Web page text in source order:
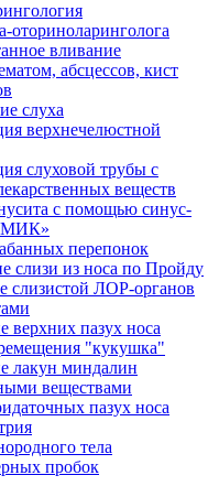
оториноларинголога
вливание
абсцессов, кист
слуха
верхнечелюстной
слуховой трубы с
веществ
с помощью синус-
перепонок
слизи из носа по Пройду
слизистой ЛОР-органов
верхних пазух носа
"кукушка"
лакун миндалин
веществами
пазух носа
тела
пробок